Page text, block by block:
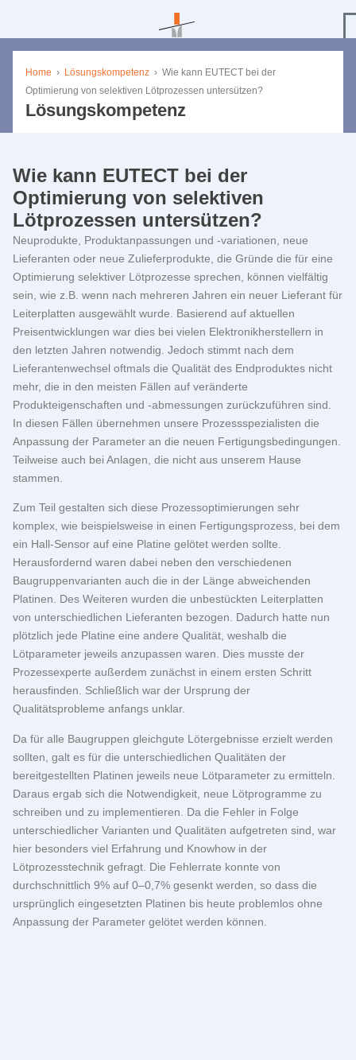
Home › Lösungskompetenz › Wie kann EUTECT bei der
Optimierung von selektiven Lötprozessen untersützen?
Lösungskompetenz
Wie kann EUTECT bei der
Optimierung von selektiven
Lötprozessen untersützen?
Neuprodukte, Produktanpassungen und -variationen, neue
Lieferanten oder neue Zulieferprodukte, die Gründe die für eine
Optimierung selektiver Lötprozesse sprechen, können vielfältig
sein, wie z.B. wenn nach mehreren Jahren ein neuer Lieferant für
Leiterplatten ausgewählt wurde. Basierend auf aktuellen
Preisentwicklungen war dies bei vielen Elektronikherstellern in
den letzten Jahren notwendig. Jedoch stimmt nach dem
Lieferantenwechsel oftmals die Qualität des Endproduktes nicht
mehr, die in den meisten Fällen auf veränderte
Produkteigenschaften und -abmessungen zurückzuführen sind.
In diesen Fällen übernehmen unsere Prozessspezialisten die
Anpassung der Parameter an die neuen Fertigungsbedingungen.
Teilweise auch bei Anlagen, die nicht aus unserem Hause
stammen.
Zum Teil gestalten sich diese Prozessoptimierungen sehr
komplex, wie beispielsweise in einen Fertigungsprozess, bei dem
ein Hall-Sensor auf eine Platine gelötet werden sollte.
Herausfordernd waren dabei neben den verschiedenen
Baugruppenvarianten auch die in der Länge abweichenden
Platinen. Des Weiteren wurden die unbestückten Leiterplatten
von unterschiedlichen Lieferanten bezogen. Dadurch hatte nun
plötzlich jede Platine eine andere Qualität, weshalb die
Lötparameter jeweils anzupassen waren. Dies musste der
Prozessexperte außerdem zunächst in einem ersten Schritt
herausfinden. Schließlich war der Ursprung der
Qualitätsprobleme anfangs unklar.
Da für alle Baugruppen gleichgute Lötergebnisse erzielt werden
sollten, galt es für die unterschiedlichen Qualitäten der
bereitgestellten Platinen jeweils neue Lötparameter zu ermitteln.
Daraus ergab sich die Notwendigkeit, neue Lötprogramme zu
schreiben und zu implementieren. Da die Fehler in Folge
unterschiedlicher Varianten und Qualitäten aufgetreten sind, war
hier besonders viel Erfahrung und Knowhow in der
Lötprozesstechnik gefragt. Die Fehlerrate konnte von
durchschnittlich 9% auf 0–0,7% gesenkt werden, so dass die
ursprünglich eingesetzten Platinen bis heute problemlos ohne
Anpassung der Parameter gelötet werden können.